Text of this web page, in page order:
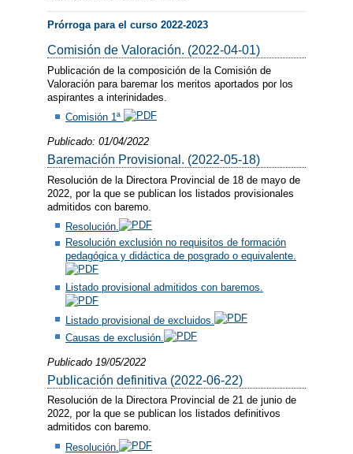
Prórroga para el curso 2022-2023
Comisión de Valoración. (2022-04-01)
Publicación de la composición de la Comisión de
Valoración para baremar los meritos aportados por los
aspirantes a interinidades.
Comisión 1ª
Publicado: 01/04/2022
Baremación Provisional. (2022-05-18)
Resolución de la Directora Provincial de 18 de mayo de
2022, por la que se publican los listados provisionales
admitidos con baremo.
Resolución.
Resolución exclusión no requisitos de formación
pedagógica y didáctica de posgrado o equivalente.
Listado provisional admitidos con baremos.
Listado provisional de excluidos.
Causas de exclusión.
Publicado 19/05/2022
Publicación definitiva (2022-06-22)
Resolución de la Directora Provincial de 21 de junio de
2022, por la que se publican los listados definitivos
admitidos con baremo.
Resolución.